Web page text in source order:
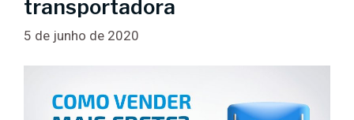
transportadora
5 de junho de 2020